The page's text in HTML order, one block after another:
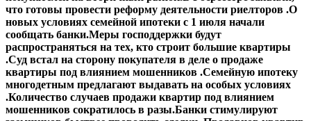
что готовы провести реформу деятельности риелторов .О
новых условиях семейной ипотеки с 1 июля начали
сообщать банки.Меры господдержки будут
распространяться на тех, кто строит большие квартиры
.Суд встал на сторону покупателя в деле о продаже
квартиры под влиянием мошенников .Семейную ипотеку
многодетным предлагают выдавать на особых условиях
.Количество случаев продажи квартир под влиянием
мошенников сократилось в разы.Банки стимулируют